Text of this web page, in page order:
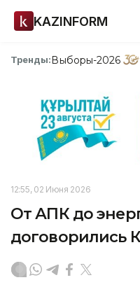
KAZINFORM
Тренды:Выборы-2026
12:55, 02 Июня 2026
От АПК до
договорились